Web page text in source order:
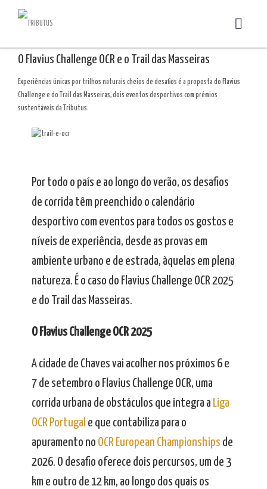
O Flavius Challenge OCR e o Trail das Masseiras
Experiências únicas por trilhos naturais cheios de desafios é a proposta do Flavius
Challenge e do Trail das Masseiras, dois eventos desportivos com prémios
sustentáveis da Tributus.
Por todo o país e ao longo do verão, os desafios
de corrida têm preenchido o calendário
desportivo com eventos para todos os gostos e
níveis de experiência, desde as provas em
ambiente urbano e de estrada, àquelas em plena
natureza. É o caso do Flavius Challenge OCR 2025
e do Trail das Masseiras.
O Flavius Challenge OCR 2025
A cidade de Chaves vai acolher nos próximos 6 e
7 de setembro o Flavius Challenge OCR, uma
corrida urbana de obstáculos que integra a Liga
OCR Portugal e que contabiliza para o
apuramento no OCR European Championships de
2026. O desafio oferece dois percursos, um de 3
km e outro de 12 km, ao longo dos quais os